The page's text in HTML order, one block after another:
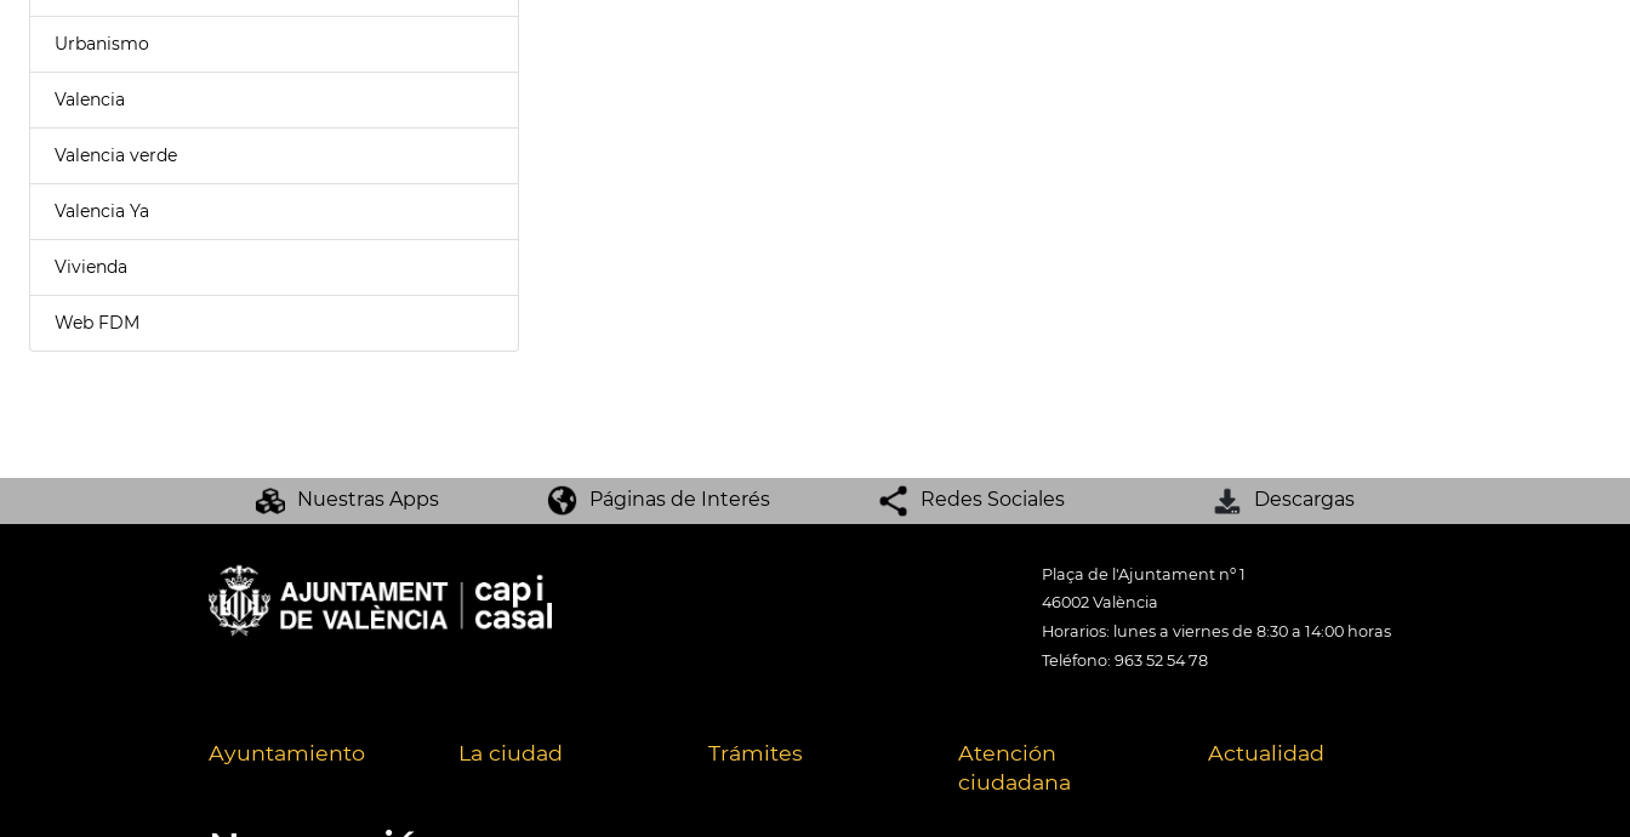
Urbanismo
Valencia
Valencia verde
Valencia Ya
Vivienda
Web FDM
Nuestras Apps Páginas de Interés Redes Sociales Descargas
Plaça de l'Ajuntament nº 1
46002 València
Horarios: lunes a viernes de 8:30 a 14:00 horas
Teléfono: 963 52 54 78
Ayuntamiento La ciudad Trámites
Atención
ciudadana
Actualidad